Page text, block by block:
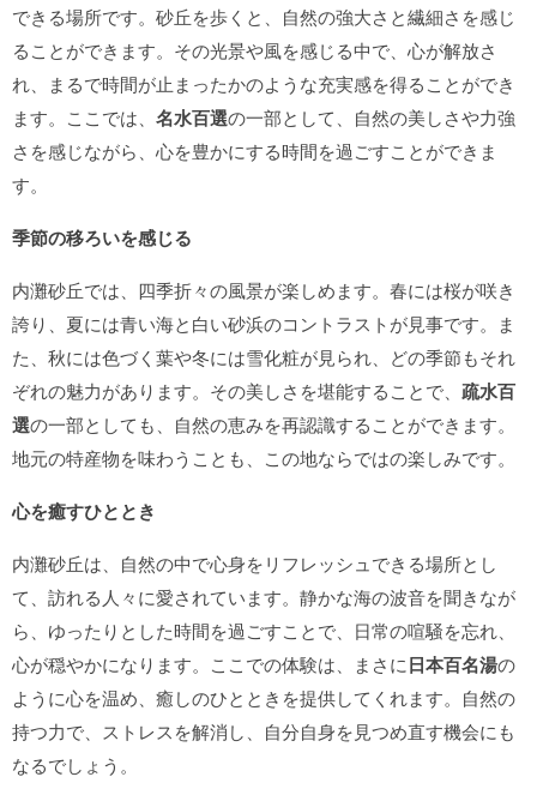
できる場所です。砂丘を歩くと、自然の強大さと繊細さを感じ
ることができます。その光景や風を感じる中で、心が解放さ
れ、まるで時間が止まったかのような充実感を得ることができ
ます。ここでは、 名水百選の一部として、自然の美しさや力強
さを感じながら、心を豊かにする時間を過ごすことができま
す。
季節の移ろいを感じる
内灘砂丘では、四季折々の風景が楽しめます。春には桜が咲き
誇り、夏には青い海と白い砂浜のコントラストが見事です。ま
た、秋には色づく葉や冬には雪化粧が見られ、どの季節もそれ
ぞれの魅力があります。その美しさを堪能することで、 疏水百
選の一部としても、自然の恵みを再認識することができます。
地元の特産物を味わうことも、この地ならではの楽しみです。
心を癒すひととき
内灘砂丘は、自然の中で心身をリフレッシュできる場所とし
て、訪れる人々に愛されています。静かな海の波音を聞きなが
ら、ゆったりとした時間を過ごすことで、日常の喧騒を忘れ、
心が穏やかになります。ここでの体験は、まさに日本百名湯の
ように心を温め、癒しのひとときを提供してくれます。自然の
持つ力で、ストレスを解消し、自分自身を見つめ直す機会にも
なるでしょう。